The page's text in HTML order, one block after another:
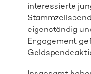
interessierte
eigenständig
Engagement